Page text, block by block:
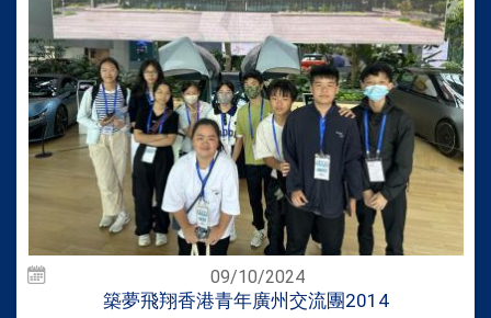
09/10/2024
築夢飛翔香港青年廣州交流團2014